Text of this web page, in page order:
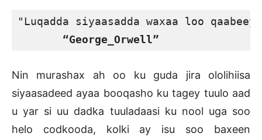
"Luqadda siyaasadda waxaa loo
“George_Orwell”
Nin murashax ah oo ku guda jira ololihiisa
siyaasadeed ayaa booqasho ku tagey tuulo aad
u yar si uu dadka tuuladaasi ku nool uga soo
helo codkooda, kolki ay isu soo baxeen